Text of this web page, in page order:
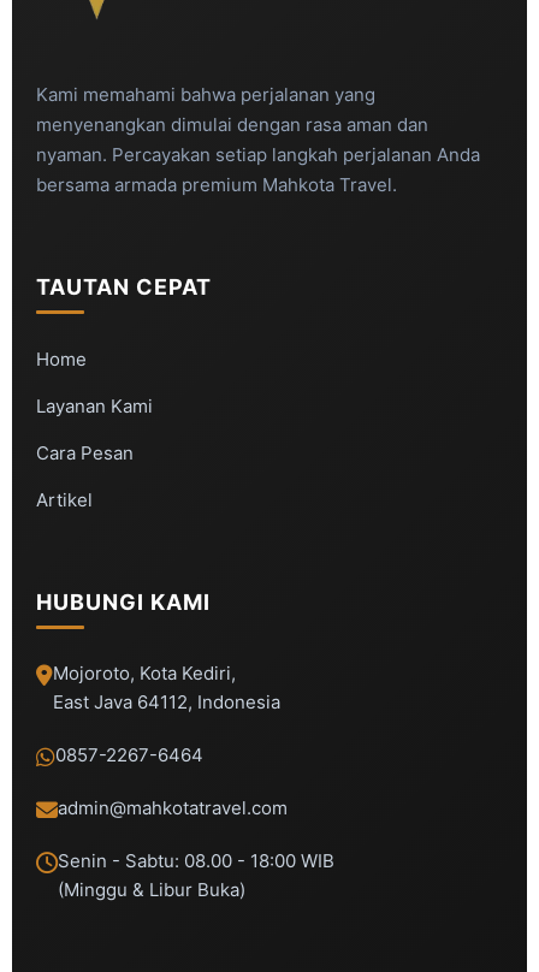
Kami memahami bahwa perjalanan yang
menyenangkan dimulai dengan rasa aman dan
nyaman. Percayakan setiap langkah perjalanan Anda
bersama armada premium Mahkota Travel.
TAUTAN CEPAT
Home
Layanan Kami
Cara Pesan
Artikel
HUBUNGI KAMI
Mojoroto, Kota Kediri,
East Java 64112, Indonesia
0857-2267-6464
admin@mahkotatravel.com
Senin - Sabtu: 08.00 - 18:00 WIB
(Minggu & Libur Buka)